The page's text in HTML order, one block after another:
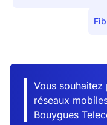
Vous
réseaux
Bouygues